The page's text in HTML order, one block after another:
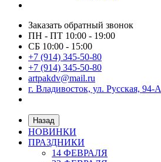
Заказать обратный звонок
ПН - ПТ 10:00 - 19:00
СБ 10:00 - 15:00
+7 (914) 345-50-80
+7 (914) 345-50-80
artpakdv@mail.ru
г. Владивосток, ул. Русская, 94-А
Назад
НОВИНКИ
ПРАЗДНИКИ
14 ФЕВРАЛЯ